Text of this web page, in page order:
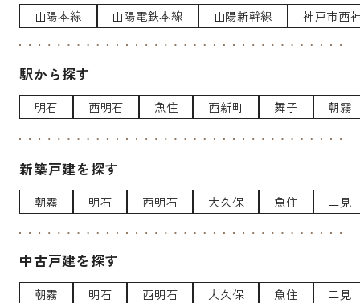
山陽本線 山陽電鉄本線 山陽新幹線 神戸市西
駅から探す
明石 西明石 魚住 西新町 舞子 朝霧
新築戸建を探す
朝霧 明石 西明石 大久保 魚住 二見
中古戸建を探す
朝霧 明石 西明石 大久保 魚住 二見